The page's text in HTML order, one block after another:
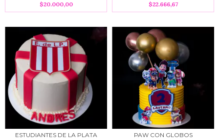
$20.000,00
$22.666,67
ESTUDIANTES DE LA PLATA PAW CON GLOBOS